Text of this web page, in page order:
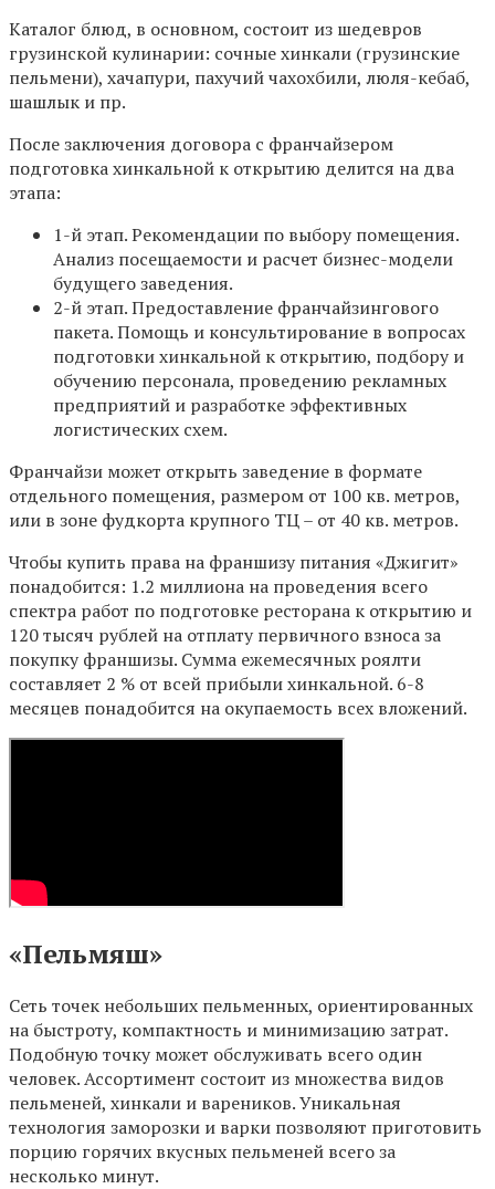
Каталог блюд, в основном, состоит из шедевров
грузинской кулинарии: сочные хинкали (грузинские
пельмени), хачапури, пахучий чахохбили, люля-кебаб,
шашлык и пр.
После заключения договора с франчайзером
подготовка хинкальной к открытию делится на два
этапа:
1-й этап. Рекомендации по выбору помещения.
Анализ посещаемости и расчет бизнес-модели
будущего заведения.
2-й этап. Предоставление франчайзингового
пакета. Помощь и консультирование в вопросах
подготовки хинкальной к открытию, подбору и
обучению персонала, проведению рекламных
предприятий и разработке эффективных
логистических схем.
Франчайзи может открыть заведение в формате
отдельного помещения, размером от 100 кв. метров,
или в зоне фудкорта крупного ТЦ – от 40 кв. метров.
Чтобы купить права на франшизу питания «Джигит»
понадобится: 1.2 миллиона на проведения всего
спектра работ по подготовке ресторана к открытию и
120 тысяч рублей на отплату первичного взноса за
покупку франшизы. Сумма ежемесячных роялти
составляет 2 % от всей прибыли хинкальной. 6-8
месяцев понадобится на окупаемость всех вложений.
«Пельмяш»
Сеть точек небольших пельменных, ориентированных
на быстроту, компактность и минимизацию затрат.
Подобную точку может обслуживать всего один
человек. Ассортимент состоит из множества видов
пельменей, хинкали и вареников. Уникальная
технология заморозки и варки позволяют приготовить
порцию горячих вкусных пельменей всего за
несколько минут.